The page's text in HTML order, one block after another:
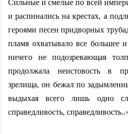
Сильные и смелые по всей
и распинались на крестах, а
героями песен придворных
пламя охватывало все большее
ничего не подозревающая
продолжала неистовость в
зрелища, он бежал по
выдыхая всего лишь одно
справедливость,